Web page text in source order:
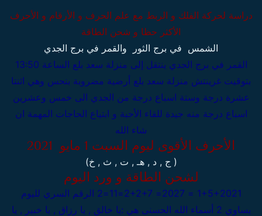
دراسة لحركة الفلك و الربط مع علم الحرف و الأرقام و الأحرف
الأكثر حظا و شحن الطاقة
الشمس في برج الثور
والقمر في برج الجدي
القمر في برج الجدي
ينتقل إلى منزلة سعد بلع الساعة 13:50
بتوقيت غرينتش منزلة سعد بلع أرضية مضروبة بنحس وهي اثنتا
عشرة درجة وستة اسباع درجة من الجدي الى خمس وعشرين
اسباع درجة منه جيدة للقاء الأحبة و ابتياع الحاجات المهمة ان
شاء الله
الأحرف الأقوى ليوم السبت 1 مايو 2021
( ج , د , هـ , ت , ث , خ)
لشحن الطاقة و ورد اليوم
1+5+2021 = 2027= 2+2+7=11=2
الرقم السري لليوم
يساوي 2 أسماء الله الحسنى هي :يا خالق , يا رزاق , يا خبير , يا